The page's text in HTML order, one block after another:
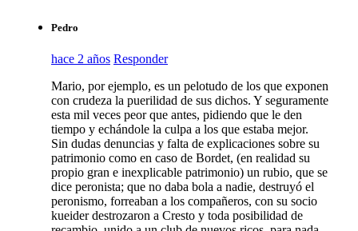
Pedro
hace 2 años Responder
Mario, por ejemplo, es un pelotudo de los que exponen
con crudeza la puerilidad de sus dichos. Y seguramente
esta mil veces peor que antes, pidiendo que le den
tiempo y echándole la culpa a los que estaba mejor.
Sin dudas denuncias y falta de explicaciones sobre su
patrimonio como en caso de Bordet, (en realidad su
propio gran e inexplicable patrimonio) un rubio, que se
dice peronista; que no daba bola a nadie, destruyó el
peronismo, forreaban a los compañeros, con su socio
kueider destrozaron a Cresto y toda posibilidad de